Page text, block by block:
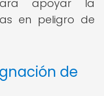
apoyar la
en peligro de
de